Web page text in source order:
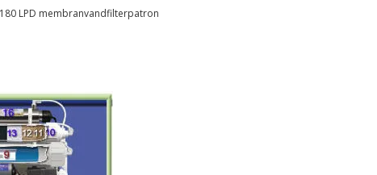
LPD membranvandfilterpatron